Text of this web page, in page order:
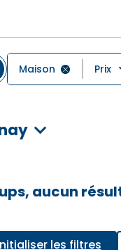
Maison Prix
aucun
les filtres